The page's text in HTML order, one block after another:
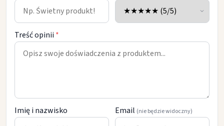
Treść opinii *
Imię i nazwisko Email (nie będzie widoczny)